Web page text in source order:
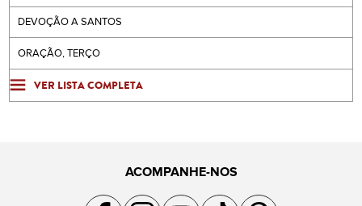
DEVOÇÃO A SANTOS
ORAÇÃO, TERÇO
VER LISTA COMPLETA
ACOMPANHE-NOS